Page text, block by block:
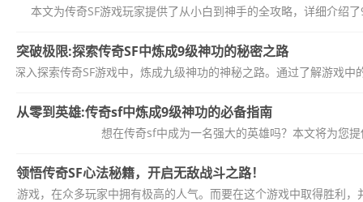
本文为传奇SF游戏玩家提供了从小白到神手的全攻略，详细介绍
突破极限:探索传奇SF中炼成9级神功的秘密之路
深入探索传奇SF游戏中，炼成九级神功的神秘之路。通过了解游戏
从零到英雄:传奇sf中炼成9级神功的必备指南
想在传奇sf中成为一名强大的英雄吗？本文将为您
领悟传奇SF心法秘籍，开启无敌战斗之路！
络游戏，在众多玩家中拥有极高的人气。而要在这个游戏中取得胜利